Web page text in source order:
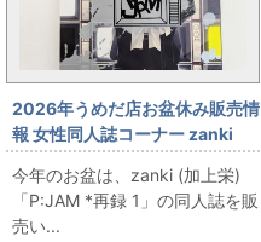
2026年うめだ店お盆休み販売情
報 女性同人誌コーナー zanki
(加上栄) 「P:JAM *再録 1」を
お出します！
今年のお盆は、zanki (加上栄)
「P:JAM *再録 1」の同人誌を販
売い...